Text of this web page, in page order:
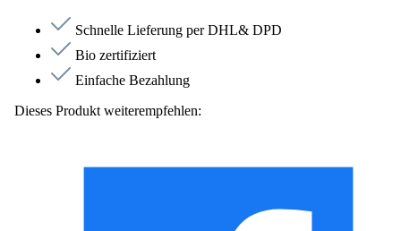
Schnelle Lieferung per DHL& DPD
Bio zertifiziert
Einfache Bezahlung
Dieses Produkt weiterempfehlen: